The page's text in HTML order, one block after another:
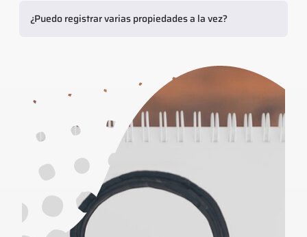
¿Puedo registrar varias propiedades a la vez?